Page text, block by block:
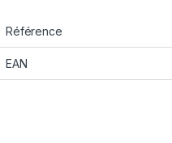
Référence
EAN